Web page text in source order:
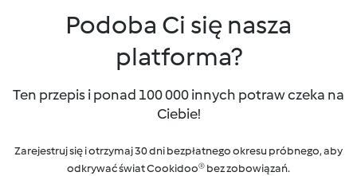
Podoba Ci się nasza
platforma?
Ten przepis i ponad 100 000 innych potraw czeka na
Ciebie!
Zarejestruj się i otrzymaj 30 dni bezpłatnego okresu próbnego, aby
odkrywać świat Cookidoo® bez zobowiązań.